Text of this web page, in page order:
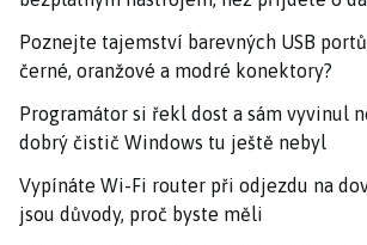
Poznejte tajemství barevných USB
černé, oranžové a modré konektory?
Programátor si řekl dost a sám vyvinul
dobrý čistič Windows tu ještě nebyl
Vypínáte Wi-Fi router při odjezdu na
jsou důvody, proč byste měli